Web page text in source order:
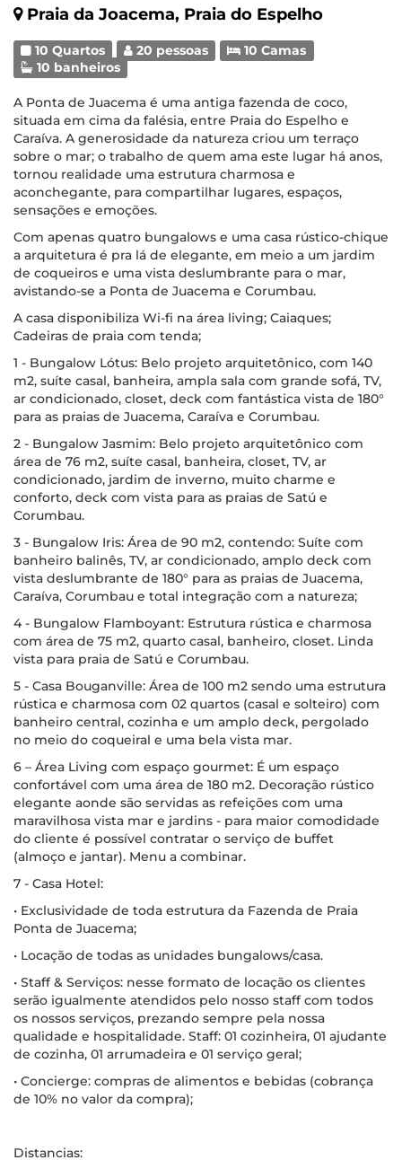
Praia da Joacema, Praia do Espelho
10 Quartos 20 pessoas
10 Camas
10 banheiros
A Ponta de Juacema é uma antiga fazenda de coco,
situada em cima da falésia, entre Praia do Espelho e
Caraíva. A generosidade da natureza criou um terraço
sobre o mar; o trabalho de quem ama este lugar há anos,
tornou realidade uma estrutura charmosa e
aconchegante, para compartilhar lugares, espaços,
sensações e emoções.
Com apenas quatro bungalows e uma casa rústico-chique
a arquitetura é pra lá de elegante, em meio a um jardim
de coqueiros e uma vista deslumbrante para o mar,
avistando-se a Ponta de Juacema e Corumbau.
A casa disponibiliza Wi-fi na área living; Caiaques;
Cadeiras de praia com tenda;
1 - Bungalow Lótus: Belo projeto arquitetônico, com 140
m2, suíte casal, banheira, ampla sala com grande sofá, TV,
ar condicionado, closet, deck com fantástica vista de 180°
para as praias de Juacema, Caraíva e Corumbau.
2 - Bungalow Jasmim: Belo projeto arquitetônico com
área de 76 m2, suíte casal, banheira, closet, TV, ar
condicionado, jardim de inverno, muito charme e
conforto, deck com vista para as praias de Satú e
Corumbau.
3 - Bungalow Iris: Área de 90 m2, contendo: Suíte com
banheiro balinês, TV, ar condicionado, amplo deck com
vista deslumbrante de 180° para as praias de Juacema,
Caraíva, Corumbau e total integração com a natureza;
4 - Bungalow Flamboyant: Estrutura rústica e charmosa
com área de 75 m2, quarto casal, banheiro, closet. Linda
vista para praia de Satú e Corumbau.
5 - Casa Bouganville: Área de 100 m2 sendo uma estrutura
rústica e charmosa com 02 quartos (casal e solteiro) com
banheiro central, cozinha e um amplo deck, pergolado
no meio do coqueiral e uma bela vista mar.
6 – Área Living com espaço gourmet: É um espaço
confortável com uma área de 180 m2. Decoração rústico
elegante aonde são servidas as refeições com uma
maravilhosa vista mar e jardins - para maior comodidade
do cliente é possível contratar o serviço de buffet
(almoço e jantar). Menu a combinar.
7 - Casa Hotel:
• Exclusividade de toda estrutura da Fazenda de Praia
Ponta de Juacema;
• Locação de todas as unidades bungalows/casa.
• Staff & Serviços: nesse formato de locação os clientes
serão igualmente atendidos pelo nosso staff com todos
os nossos serviços, prezando sempre pela nossa
qualidade e hospitalidade. Staff: 01 cozinheira, 01 ajudante
de cozinha, 01 arrumadeira e 01 serviço geral;
• Concierge: compras de alimentos e bebidas (cobrança
de 10% no valor da compra);
Distancias: